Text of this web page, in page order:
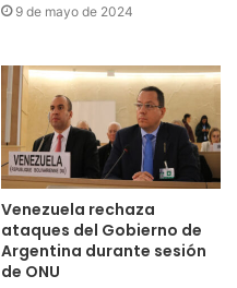
9 de mayo de 2024
Venezuela rechaza
ataques del Gobierno de
Argentina durante sesión
de ONU